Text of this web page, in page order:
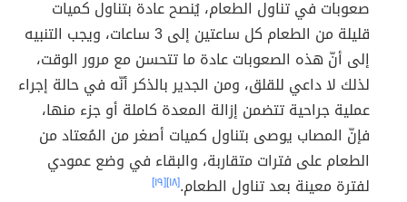
صعوبات في تناول الطعام، يُنصح عادة بتناول كميات
قليلة من الطعام كل ساعتين إلى 3 ساعات، ويجب التنبيه
إلى أنّ هذه الصعوبات عادة ما تتحسن مع مرور الوقت،
لذلك لا داعي للقلق، ومن الجدير بالذكر أنّه في حالة إجراء
عملية جراحية تتضمن إزالة المعدة كاملة أو جزء منها،
فإنّ المصاب يوصى بتناول كميات أصغر من المُعتاد من
الطعام على فترات متقاربة، والبقاء في وضع عمودي
لفترة معينة بعد تناول الطعام.[١٨] [١٩]